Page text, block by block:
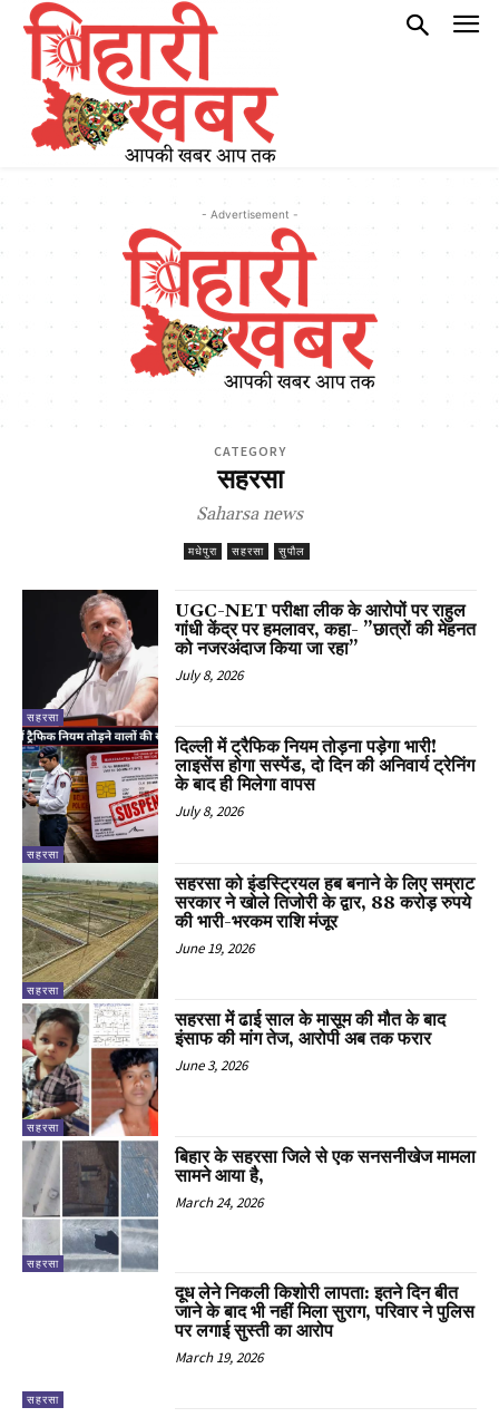
- Advertisement -
CATEGORY
सहरसा
Saharsa news
मधेपुरा सहरसा सुपौल
सहरसा
UGC-NET परीक्षा लीक के आरोपों पर राहुल
गांधी केंद्र पर हमलावर, कहा- ”छात्रों की मेहनत
को नजरअंदाज किया जा रहा”
July 8, 2026
सहरसा
दिल्ली में ट्रैफिक नियम तोड़ना पड़ेगा भारी!
लाइसेंस होगा सस्पेंड, दो दिन की अनिवार्य ट्रेनिंग
के बाद ही मिलेगा वापस
July 8, 2026
सहरसा
सहरसा को इंडस्ट्रियल हब बनाने के लिए सम्राट
सरकार ने खोले तिजोरी के द्वार, 88 करोड़ रुपये
की भारी-भरकम राशि मंजूर
June 19, 2026
सहरसा
सहरसा में ढाई साल के मासूम की मौत के बाद
इंसाफ की मांग तेज, आरोपी अब तक फरार
June 3, 2026
सहरसा
बिहार के सहरसा जिले से एक सनसनीखेज मामला
सामने आया है,
March 24, 2026
सहरसा
दूध लेने निकली किशोरी लापता: इतने दिन बीत
जाने के बाद भी नहीं मिला सुराग, परिवार ने पुलिस
पर लगाई सुस्ती का आरोप
March 19, 2026